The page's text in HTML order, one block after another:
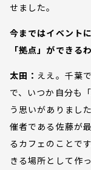
せました。
今まではイベント
「拠点」ができる
太田： ええ。千葉
で、いつか自分も
う思いがありまし
催者である佐藤が
るカフェのことで
きる場所として作